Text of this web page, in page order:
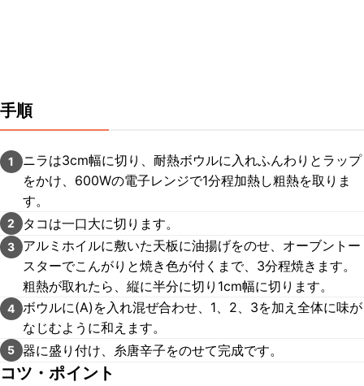
手順
1
ニラは3cm幅に切り、耐熱ボウルに入れふんわりとラップ
をかけ、600Wの電子レンジで1分程加熱し粗熱を取りま
す。
2 タコは一口大に切ります。
3
アルミホイルに敷いた天板に油揚げをのせ、オーブントー
スターでこんがりと焼き色が付くまで、3分程焼きます。
粗熱が取れたら、縦に半分に切り1cm幅に切ります。
4 ボウルに(A)を入れ混ぜ合わせ、1、2、3を加え全体に味が
なじむように和えます。
5 器に盛り付け、糸唐辛子をのせて完成です。
コツ・ポイント